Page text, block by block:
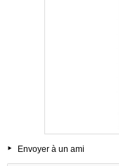
Envoyer à un ami